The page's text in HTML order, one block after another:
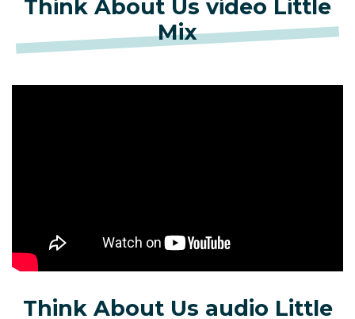
Think About Us video Little
Mix
Think About Us audio Little